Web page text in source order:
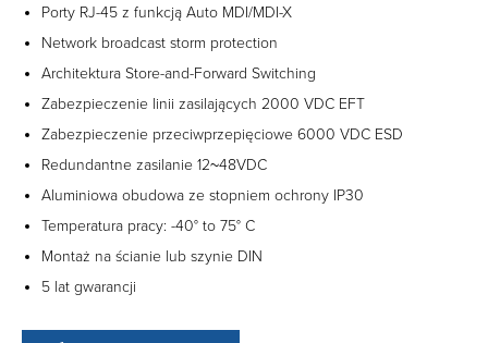
Porty RJ-45 z funkcją Auto MDI/MDI-X
Network broadcast storm protection
Architektura Store-and-Forward Switching
Zabezpieczenie linii zasilających 2000 VDC EFT
Zabezpieczenie przeciwprzepięciowe 6000 VDC ESD
Redundantne zasilanie 12~48VDC
Aluminiowa obudowa ze stopniem ochrony IP30
Temperatura pracy: -40° to 75° C
Montaż na ścianie lub szynie DIN
5 lat gwarancji